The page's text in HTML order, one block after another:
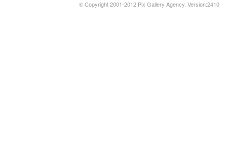
© Copyright 2001-2012 Pix Gallery Agency. Version:2410